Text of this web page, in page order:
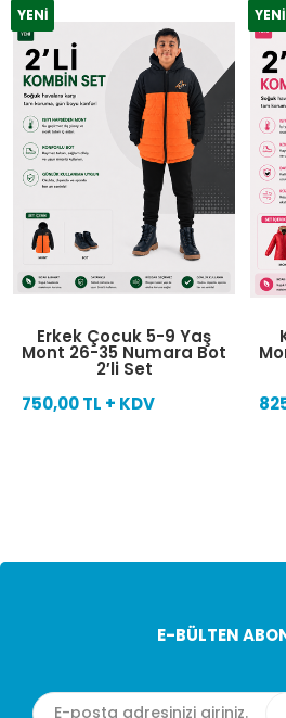
YENI
Kız Çocuk 10-13 Yaş
Mont 32-39 Numara Bot
2′li Set
825,00 TL + KDV
YENI
E-BÜLTEN